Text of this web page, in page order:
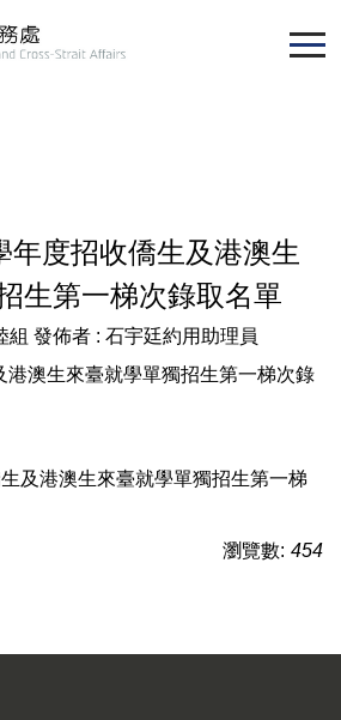
年度招收僑生及港澳生
生第一梯次錄取名單
組 發佈者 : 石宇廷約用助理員
港澳生來臺就學單獨招生第一梯次錄
及港澳生來臺就學單獨招生第一梯
瀏覽數: 454